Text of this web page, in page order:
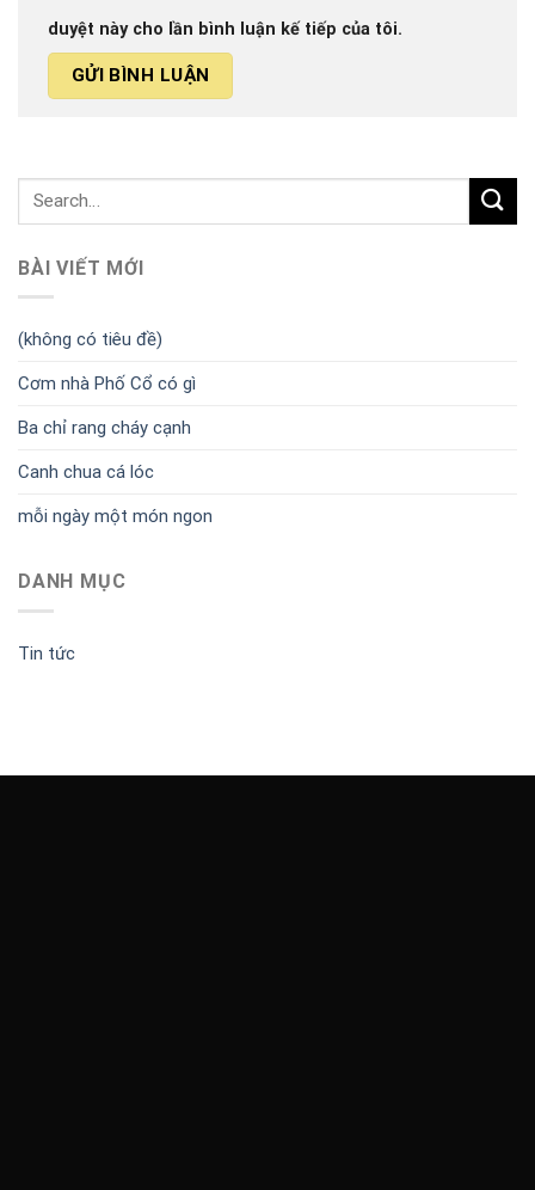
duyệt này cho lần bình luận kế tiếp của tôi.
BÀI VIẾT MỚI
(không có tiêu đề)
Cơm nhà Phố Cổ có gì
Ba chỉ rang cháy cạnh
Canh chua cá lóc
mỗi ngày một món ngon
DANH MỤC
Tin tức